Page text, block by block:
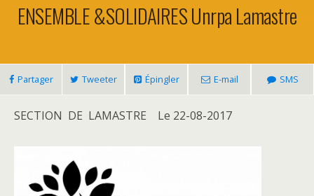
ENSEMBLE &SOLIDAIRES Unrpa Lamastre
Partager Tweeter Épingler E-mail SMS
SECTION DE LAMASTRE Le 22-08-2017